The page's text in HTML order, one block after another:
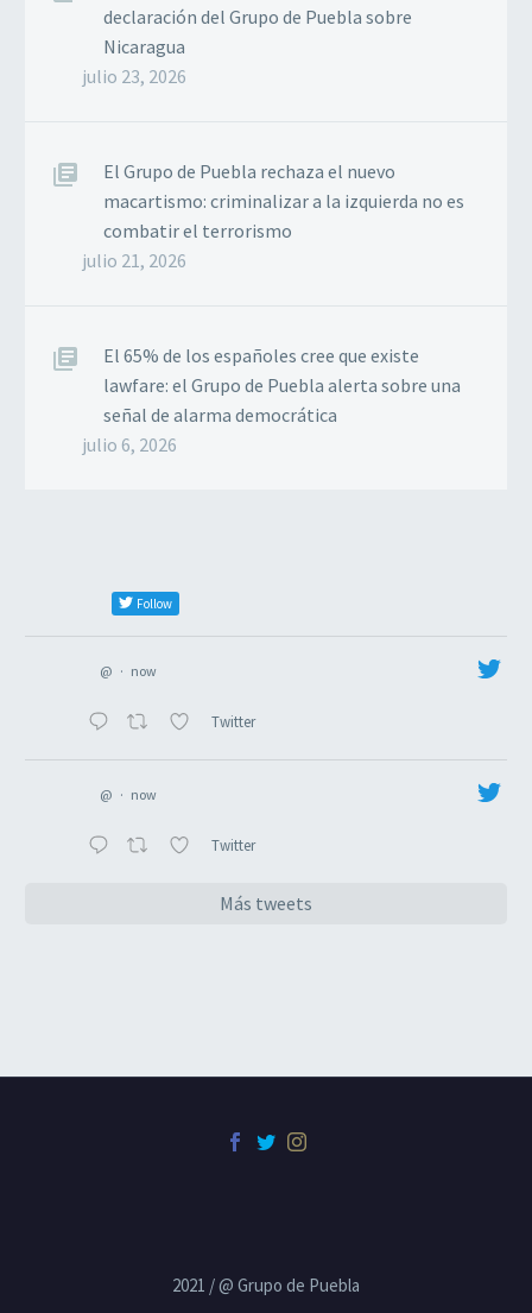
declaración del Grupo de Puebla sobre
Nicaragua
julio 23, 2026
El Grupo de Puebla rechaza el nuevo
macartismo: criminalizar a la izquierda no es
combatir el terrorismo
julio 21, 2026
El 65% de los españoles cree que existe
lawfare: el Grupo de Puebla alerta sobre una
señal de alarma democrática
julio 6, 2026
Follow
@ · now
Twitter
@ · now
Twitter
Más tweets
2021 / @ Grupo de Puebla